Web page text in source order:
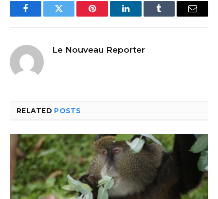
FacebookTwitter Pinterest LinkedInTumblr Email
Le Nouveau Reporter
RELATED POSTS